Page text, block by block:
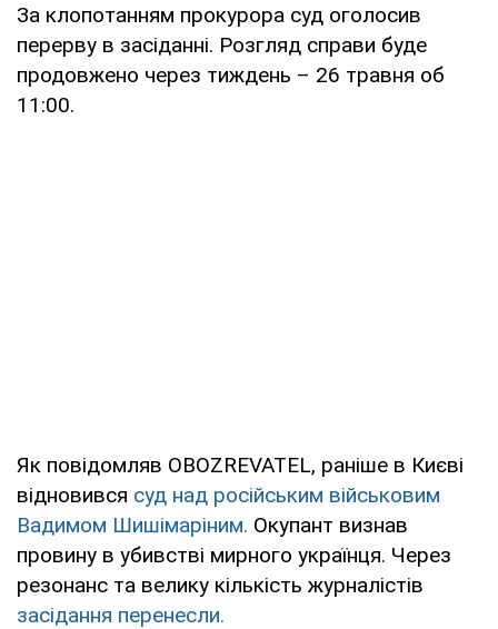
За клопотанням прокурора суд оголосив
перерву в засіданні. Розгляд справи буде
продовжено через тиждень – 26 травня об
11:00.
Як повідомляв OBOZREVATEL, раніше в Києві
відновився суд над російським військовим
Вадимом Шишімаріним. Окупант визнав
провину в убивстві мирного українця. Через
резонанс та велику кількість журналістів
засідання перенесли.